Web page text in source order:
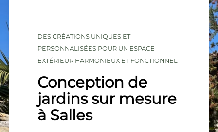
DES CRÉATIONS UNIQUES ET
PERSONNALISÉES POUR UN ESPACE
EXTÉRIEUR HARMONIEUX ET FONCTIONNEL
Conception de
jardins sur mesure
à Salles